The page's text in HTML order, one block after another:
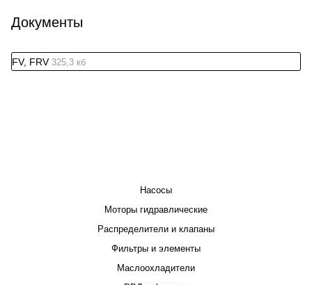
Документы
FV, FRV 325,3 кб
Насосы
Моторы гидравлические
Распределители и клапаны
Фильтры и элементы
Маслоохладители